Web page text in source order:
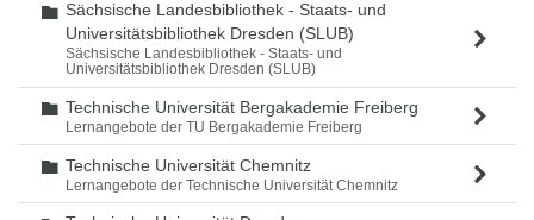
Ordner
Sächsische Landesbibliothek - Staats- und
Universitätsbibliothek Dresden (SLUB)
Sächsische Landesbibliothek - Staats- und
Universitätsbibliothek Dresden (SLUB)
Ordner
Technische Universität Bergakademie Freiberg
Lernangebote der TU Bergakademie Freiberg
Ordner
Technische Universität Chemnitz
Lernangebote der Technische Universität Chemnitz